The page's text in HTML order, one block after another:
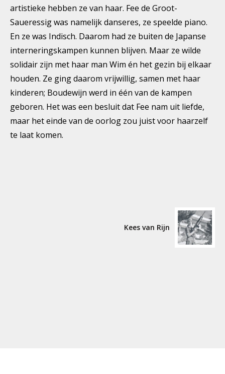
artistieke hebben ze van haar. Fee de Groot-
Saueressig was namelijk danseres, ze speelde piano.
En ze was Indisch. Daarom had ze buiten de Japanse
interneringskampen kunnen blijven. Maar ze wilde
solidair zijn met haar man Wim én het gezin bij elkaar
houden. Ze ging daarom vrijwillig, samen met haar
kinderen; Boudewijn werd in één van de kampen
geboren. Het was een besluit dat Fee nam uit liefde,
maar het einde van de oorlog zou juist voor haarzelf
te laat komen.
Kees van Rijn